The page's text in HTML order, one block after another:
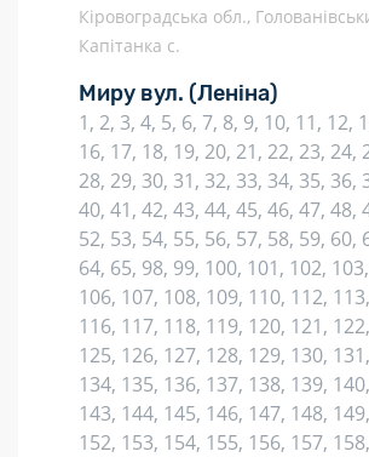
Кіровоградська обл.,
Капітанка с.
Миру вул. (Леніна)
1, 2, 3, 4, 5, 6, 7, 8, 9, 10, 11, 12,
16, 17, 18, 19, 20, 21, 22, 23, 24,
28, 29, 30, 31, 32, 33, 34, 35, 36,
40, 41, 42, 43, 44, 45, 46, 47, 48,
52, 53, 54, 55, 56, 57, 58, 59, 60,
64, 65, 98, 99, 100, 101, 102,
106, 107, 108, 109, 110, 112,
116, 117, 118, 119, 120, 121,
125, 126, 127, 128, 129, 130,
134, 135, 136, 137, 138, 139,
143, 144, 145, 146, 147, 148,
152, 153, 154, 155, 156, 157,